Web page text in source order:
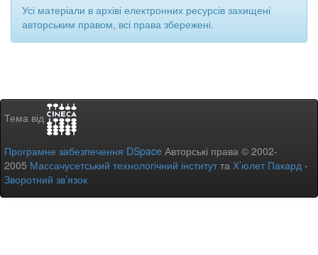
Усі матеріали в архіві електронних ресурсів захищені
авторським правом, всі права збережені.
Тема від
Програмне забезпечення DSpace Авторські права © 2002-
2005 Массачусетський технологічний інститутта Х’юлет Пакард -
Зворотний зв’язок